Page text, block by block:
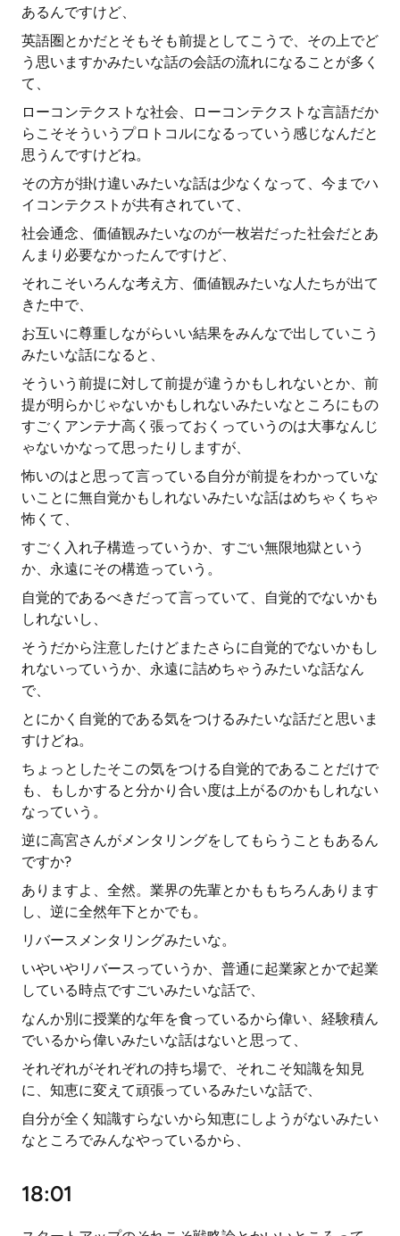
あるんですけど、
英語圏とかだとそもそも前提としてこうで、その上でど
う思いますかみたいな話の会話の流れになることが多く
て、
ローコンテクストな社会、ローコンテクストな言語だか
らこそそういうプロトコルになるっていう感じなんだと
思うんですけどね。
その方が掛け違いみたいな話は少なくなって、今までハ
イコンテクストが共有されていて、
社会通念、価値観みたいなのが一枚岩だった社会だとあ
んまり必要なかったんですけど、
それこそいろんな考え方、価値観みたいな人たちが出て
きた中で、
お互いに尊重しながらいい結果をみんなで出していこう
みたいな話になると、
そういう前提に対して前提が違うかもしれないとか、前
提が明らかじゃないかもしれないみたいなところにもの
すごくアンテナ高く張っておくっていうのは大事なんじ
ゃないかなって思ったりしますが、
怖いのはと思って言っている自分が前提をわかっていな
いことに無自覚かもしれないみたいな話はめちゃくちゃ
怖くて、
すごく入れ子構造っていうか、すごい無限地獄という
か、永遠にその構造っていう。
自覚的であるべきだって言っていて、自覚的でないかも
しれないし、
そうだから注意したけどまたさらに自覚的でないかもし
れないっていうか、永遠に詰めちゃうみたいな話なん
で、
とにかく自覚的である気をつけるみたいな話だと思いま
すけどね。
ちょっとしたそこの気をつける自覚的であることだけで
も、もしかすると分かり合い度は上がるのかもしれない
なっていう。
逆に高宮さんがメンタリングをしてもらうこともあるん
ですか?
ありますよ、全然。業界の先輩とかももちろんあります
し、逆に全然年下とかでも。
リバースメンタリングみたいな。
いやいやリバースっていうか、普通に起業家とかで起業
している時点ですごいみたいな話で、
なんか別に授業的な年を食っているから偉い、経験積ん
でいるから偉いみたいな話はないと思って、
それぞれがそれぞれの持ち場で、それこそ知識を知見
に、知恵に変えて頑張っているみたいな話で、
自分が全く知識すらないから知恵にしようがないみたい
なところでみんなやっているから、
18:01